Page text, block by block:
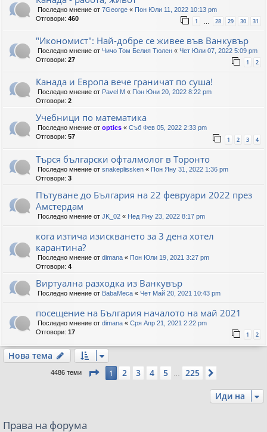
Последно мнение от 7George « Пон Юли 11, 2022 10:13 pm
Отговори: 460 1 … 28 29 30 31
"Икономист": Най-добре се живее във Ванкувър
Последно мнение от Чичо Том Белия Тюлен « Чет Юли 07, 2022 5:09 pm
Отговори: 27 1 2
Канада и Европа вече граничат по суша!
Последно мнение от Pavel M « Пон Юни 20, 2022 8:22 pm
Отговори: 2
Учебници по математика
Последно мнение от optics « Съб Фев 05, 2022 2:33 pm
Отговори: 57 1 2 3 4
Търся български офталмолог в Торонто
Последно мнение от snakeplissken « Пон Яну 31, 2022 1:36 pm
Отговори: 3
Пътуване до България на 22 февруари 2022 през
Амстердам
Последно мнение от JK_02 « Нед Яну 23, 2022 8:17 pm
кога изтича изискването за 3 дена хотел
карантина?
Последно мнение от dimana « Пон Юли 19, 2021 3:27 pm
Отговори: 4
Виртуална разходка из Ванкувър
Последно мнение от BabaMeca « Чет Май 20, 2021 10:43 pm
посещение на България началото на май 2021
Последно мнение от dimana « Сря Апр 21, 2021 2:22 pm
Отговори: 17 1 2
Нова тема
4486 теми Страница от 225
1 2 3 4 5 225
Иди на
Права на форума